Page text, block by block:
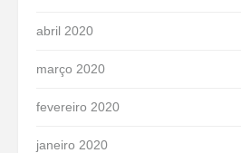
abril 2020
março 2020
fevereiro 2020
janeiro 2020